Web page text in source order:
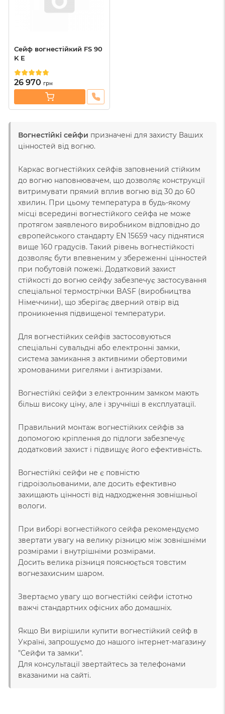
Сейф вогнестійкий FS 90
K E
26 970 грн
Вогнестійкі сейфи призначені для захисту Ваших
цінностей від вогню.
Каркас вогнестійких сейфів заповнений стійким
до вогню наповнювачем, що дозволяє конструкції
витримувати прямий вплив вогню від 30 до 60
хвилин. При цьому температура в будь-якому
місці всередині вогнестійкого сейфа не може
протягом заявленого виробником відповідно до
європейського стандарту EN 15659 часу піднятися
вище 160 градусів. Такий рівень вогнестійкості
дозволяє бути впевненим у збереженні цінностей
при побутовій пожежі. Додатковий захист
стійкості до вогню сейфу забезпечує застосування
спеціальної термострічки BASF (виробництва
Німеччини), що зберігає дверний отвір від
проникнення підвищеної температури.
Для вогнестійких сейфів застосовуються
спеціальні сувальдні або електронні замки,
система замикання з активними обертовими
хромованими ригелями і антизрізами.
Вогнестійкі сейфи з електронним замком мають
більш високу ціну, але і зручніші в експлуатації.
Правильний монтаж вогнестійких сейфів за
допомогою кріплення до підлоги забезпечує
додатковий захист і підвищує його ефективність.
Вогнестійкі сейфи не є повністю
гідроізольованими, але досить ефективно
захищають цінності від надходження зовнішньої
вологи.
При виборі вогнестійкого сейфа рекомендуємо
звертати увагу на велику різницю між зовнішніми
розмірами і внутрішніми розмірами.
Досить велика різниця пояснюється товстим
вогнезахисним шаром.
Звертаємо увагу що вогнестійкі сейфи істотно
важчі стандартних офісних або домашніх.
Якщо Ви вирішили купити вогнестійкий сейф в
Україні, запрошуємо до нашого інтернет-магазину
"Сейфи та замки".
Для консультації звертайтесь за телефонами
вказаними на сайті.